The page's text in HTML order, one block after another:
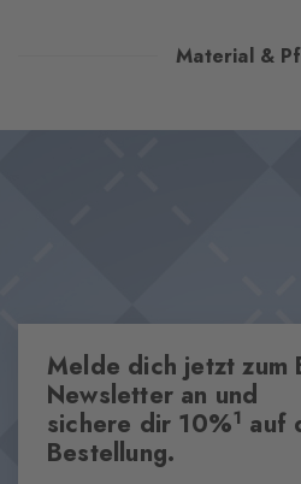
Inspiriert von schattigen Gärten an
Material &
Herren
Melde dich jetzt zum
Newsletter an und
sichere dir 10%1 auf
Bestellung.